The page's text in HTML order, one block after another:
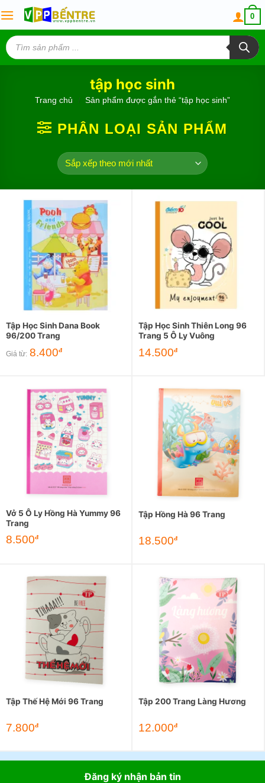
to
content
0
Tìm
kiếm
sản
phẩm
tập học sinh
Trang chủ Sản phẩm được gắn thẻ “tập học sinh”
PHÂN LOẠI SẢN PHẨM
Tập Học Sinh Dana Book
96/200 Trang
Giá từ: 8.400đ
Tập Học Sinh Thiên Long 96
Trang 5 Ô Ly Vuông
14.500đ
Vở 5 Ô Ly Hồng Hà Yummy 96
Trang
8.500đ
Tập Hồng Hà 96 Trang
18.500đ
Tập Thế Hệ Mới 96 Trang
7.800đ
Tập 200 Trang Làng Hương
12.000đ
Đăng ký nhận bản tin